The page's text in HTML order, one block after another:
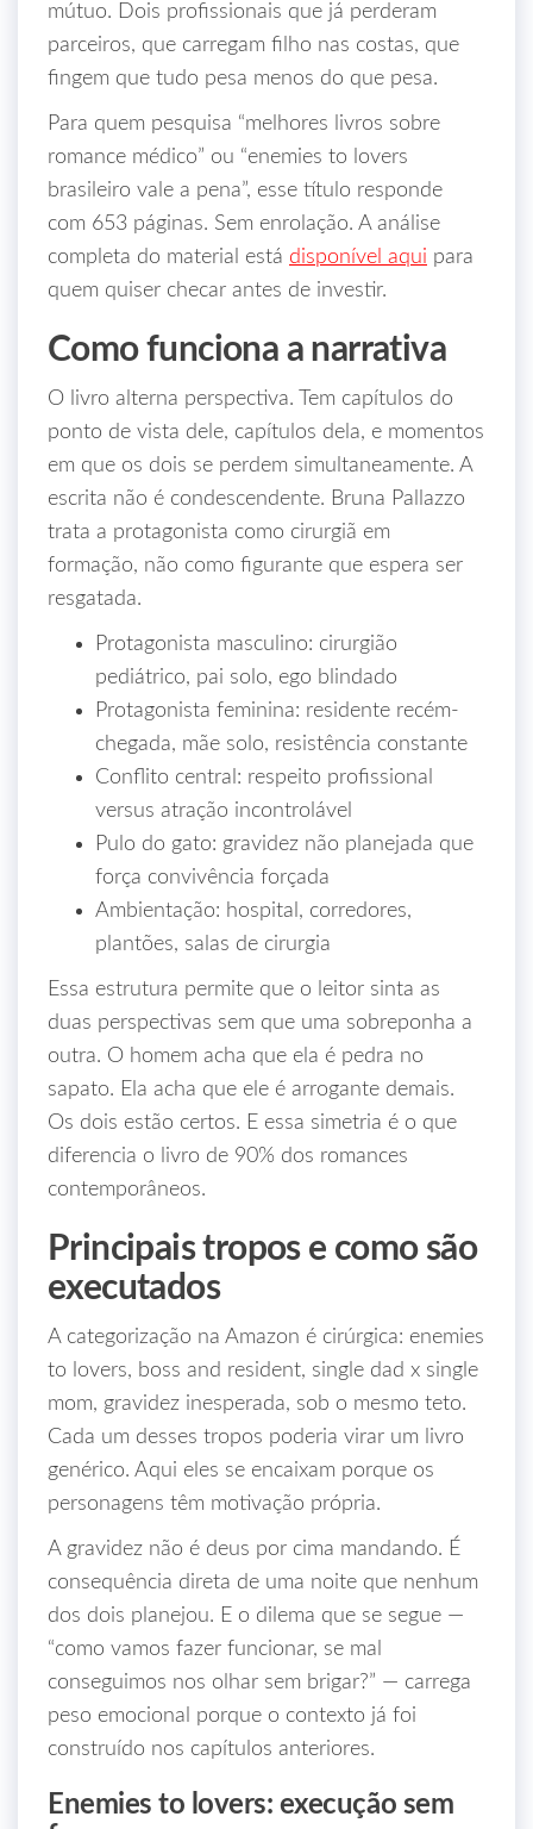
mútuo. Dois profissionais que já perderam
parceiros, que carregam filho nas costas, que
fingem que tudo pesa menos do que pesa.
Para quem pesquisa “melhores livros sobre
romance médico” ou “enemies to lovers
brasileiro vale a pena”, esse título responde
com 653 páginas. Sem enrolação. A análise
completa do material está disponível aqui para
quem quiser checar antes de investir.
Como funciona a narrativa
O livro alterna perspectiva. Tem capítulos do
ponto de vista dele, capítulos dela, e momentos
em que os dois se perdem simultaneamente. A
escrita não é condescendente. Bruna Pallazzo
trata a protagonista como cirurgiã em
formação, não como figurante que espera ser
resgatada.
Protagonista masculino: cirurgião
pediátrico, pai solo, ego blindado
Protagonista feminina: residente recém-
chegada, mãe solo, resistência constante
Conflito central: respeito profissional
versus atração incontrolável
Pulo do gato: gravidez não planejada que
força convivência forçada
Ambientação: hospital, corredores,
plantões, salas de cirurgia
Essa estrutura permite que o leitor sinta as
duas perspectivas sem que uma sobreponha a
outra. O homem acha que ela é pedra no
sapato. Ela acha que ele é arrogante demais.
Os dois estão certos. E essa simetria é o que
diferencia o livro de 90% dos romances
contemporâneos.
Principais tropos e como são
executados
A categorização na Amazon é cirúrgica: enemies
to lovers, boss and resident, single dad x single
mom, gravidez inesperada, sob o mesmo teto.
Cada um desses tropos poderia virar um livro
genérico. Aqui eles se encaixam porque os
personagens têm motivação própria.
A gravidez não é deus por cima mandando. É
consequência direta de uma noite que nenhum
dos dois planejou. E o dilema que se segue —
“como vamos fazer funcionar, se mal
conseguimos nos olhar sem brigar?” — carrega
peso emocional porque o contexto já foi
construído nos capítulos anteriores.
Enemies to lovers: execução sem